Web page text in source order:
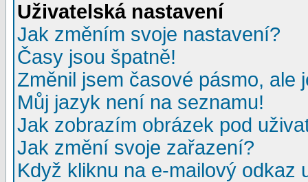
Uživatelská nastavení
Jak změním svoje nastavení?
Časy jsou špatně!
Změnil jsem časové pásmo, ale
Můj jazyk není na seznamu!
Jak zobrazím obrázek pod
Jak změní svoje zařazení?
Když kliknu na e-mailový odkaz